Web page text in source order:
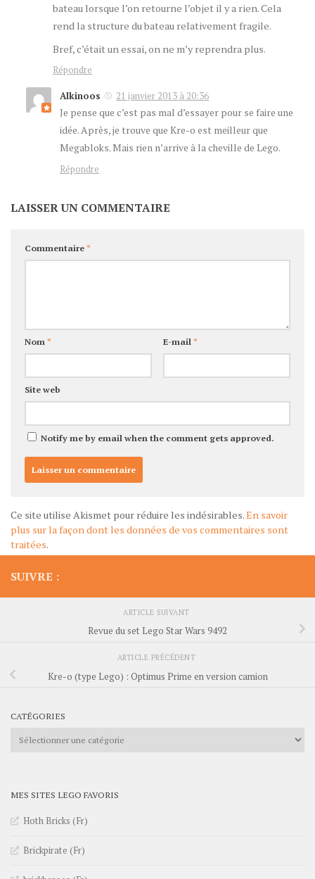
bateau lorsque l’on retourne l’objet il y a rien. Cela
rend la structure du bateau relativement fragile.
Bref, c’était un essai, on ne m’y reprendra plus.
Répondre
Alkinoos
21 janvier 2013 à 20:36
Je pense que c’est pas mal d’essayer pour se faire une
idée. Après, je trouve que Kre-o est meilleur que
Megabloks. Mais rien n’arrive à la cheville de Lego.
Répondre
LAISSER UN COMMENTAIRE
Commentaire*
Nom* E-mail*
Site web
Notify me by email when the comment gets approved.
Ce site utilise Akismet pour réduire les indésirables.En savoir
plus sur la façon dont les données de vos commentaires sont
traitées.
SUIVRE :
ARTICLE SUIVANT
Revue du set Lego Star Wars 9492
ARTICLE PRÉCÉDENT
Kre-o (type Lego) : Optimus Prime en version camion
CATÉGORIES
Catégories
MES SITES LEGO FAVORIS
Hoth Bricks (Fr)
Brickpirate (Fr)